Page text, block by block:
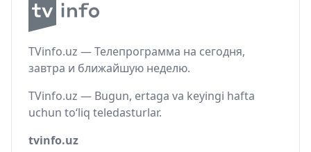
TVinfo.uz — Телепрограмма на сегодня,
завтра и ближайшую неделю.
TVinfo.uz — Bugun, ertaga va keyingi hafta
uchun to‘liq teledasturlar.
tvinfo.uz